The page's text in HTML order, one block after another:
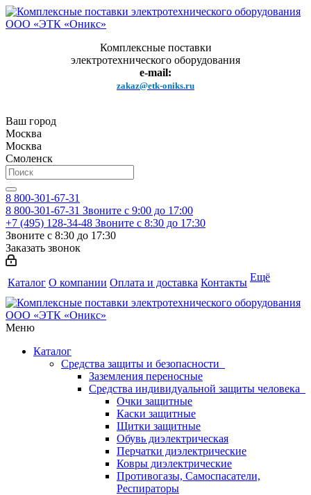
Комплексные поставки
электротехнического оборудования
e-mail:
zakaz@etk-oniks.ru
Ваш город
Москва
Москва
Смоленск
8 800-301-67-31
8 800-301-67-31 Звоните с 9:00 до 17:00
+7 (495) 128-34-48 Звоните с 8:30 до 17:30
Звоните с 8:30 до 17:30
Заказать звонок
Каталог О компании Оплата и доставка Контакты Ещё
Меню
Каталог
Средства защиты и безопасности
Заземления переносные
Средства индивидуальной защиты человека
Очки защитные
Каски защитные
Щитки защитные
Обувь диэлектрическая
Перчатки диэлектрические
Ковры диэлектрические
Противогазы, Самоспасатели,
Респираторы